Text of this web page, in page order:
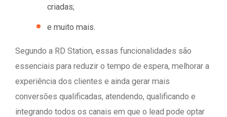
criadas;
e muito mais.
Segundo a RD Station, essas funcionalidades são
essenciais para reduzir o tempo de espera, melhorar a
experiência dos clientes e ainda gerar mais
conversões qualificadas, atendendo, qualificando e
integrando todos os canais em que o lead pode optar